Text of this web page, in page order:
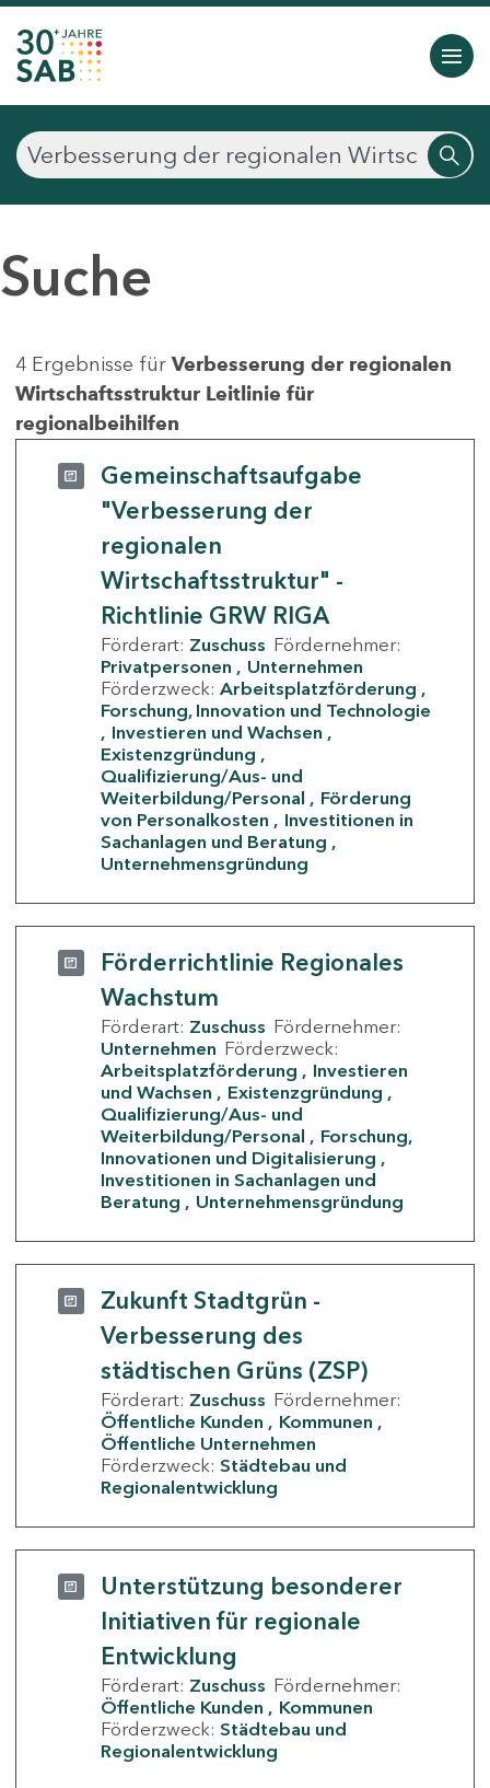
Suche
4 Ergebnisse für Verbesserung der regionalen
Wirtschaftsstruktur Leitlinie für
regionalbeihilfen
Gemeinschaftsaufgabe
"Verbesserung der
regionalen
Wirtschaftsstruktur" -
Richtlinie GRW RIGA
Förderart: Zuschuss Fördernehmer:
Privatpersonen
Unternehmen
Förderzweck: Arbeitsplatzförderung
Forschung, Innovation und Technologie
Investieren und Wachsen
Existenzgründung
Qualifizierung/Aus- und
Weiterbildung/Personal
Förderung
von Personalkosten
Investitionen in
Sachanlagen und Beratung
Unternehmensgründung
Förderrichtlinie Regionales
Wachstum
Förderart: Zuschuss Fördernehmer:
Unternehmen Förderzweck:
Arbeitsplatzförderung
Investieren
und Wachsen
Existenzgründung
Qualifizierung/Aus- und
Weiterbildung/Personal
Forschung,
Innovationen und Digitalisierung
Investitionen in Sachanlagen und
Beratung
Unternehmensgründung
Zukunft Stadtgrün -
Verbesserung des
städtischen Grüns (ZSP)
Förderart: Zuschuss Fördernehmer:
Öffentliche Kunden
Kommunen
Öffentliche Unternehmen
Förderzweck: Städtebau und
Regionalentwicklung
Unterstützung besonderer
Initiativen für regionale
Entwicklung
Förderart: Zuschuss Fördernehmer:
Öffentliche Kunden
Kommunen
Förderzweck: Städtebau und
Regionalentwicklung